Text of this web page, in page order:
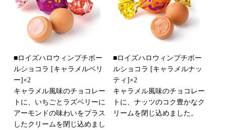
■ロイズハロウィンプチボー
ルショコラ [キャラメルベリ
ー]×2
キャラメル風味のチョコレー
トに、いちごとラズベリーに
アーモンドの味わいをプラス
したクリームを閉じ込めまし
■ロイズハロウィンプチボー
ルショコラ [キャラメルナッ
ティ]×2
キャラメル風味のチョコレー
トに、ナッツのコク豊かなク
リームを閉じ込めました。